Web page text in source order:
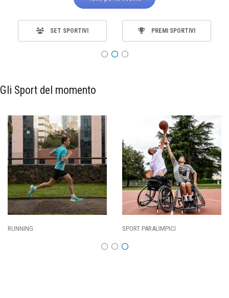
SET SPORTIVI PREMI SPORTIVI
Gli Sport del momento